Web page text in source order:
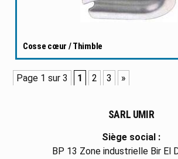
Cosse cœur / Thimble
Page 1 sur 3 1 2 3 »
SARL UMIR
Siège social :
BP 13 Zone industrielle Bir El